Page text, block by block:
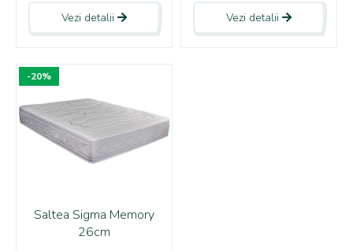
Vezi detalii Vezi detalii
-20%
Saltea Sigma Memory
26cm